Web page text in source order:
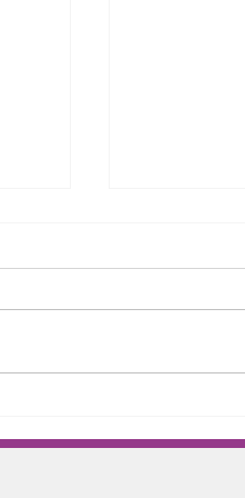
Schroth in